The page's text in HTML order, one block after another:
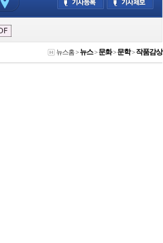
뉴스홈>뉴스>문화>문학>작품감상